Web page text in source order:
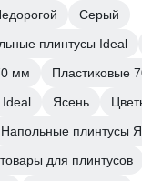
Серый
плинтусы Ideal
мм
Пластиковые
Ясень
Напольные плинтусы
для плинтусов